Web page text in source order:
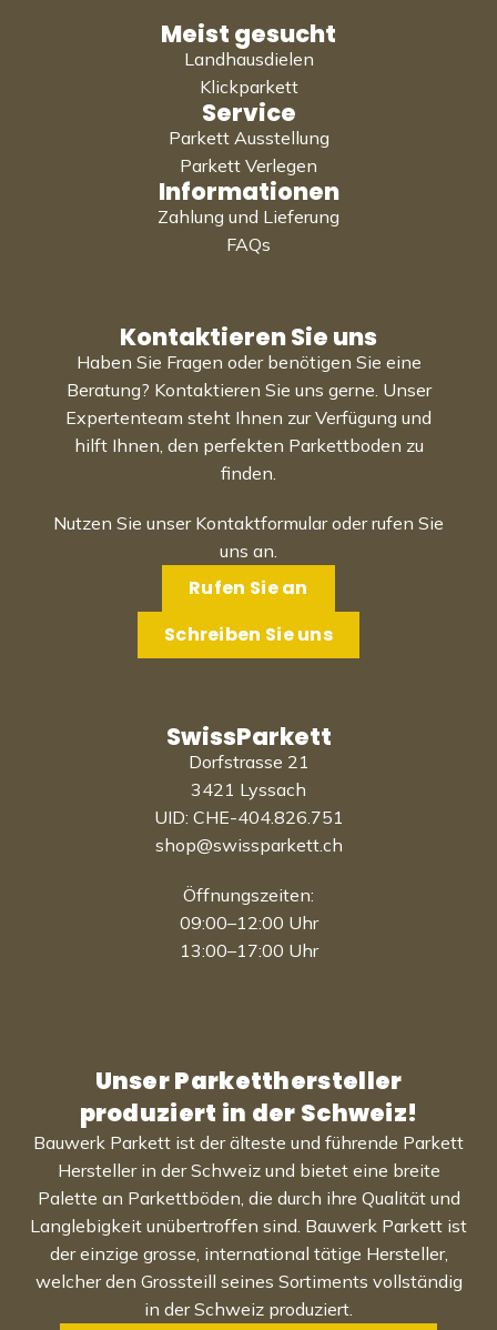
Meist gesucht
Landhausdielen
Klickparkett
Service
Parkett Ausstellung
Parkett Verlegen
Informationen
Zahlung und Lieferung
FAQs
Kontaktieren Sie uns
Haben Sie Fragen oder benötigen Sie eine
Beratung? Kontaktieren Sie uns gerne. Unser
Expertenteam steht Ihnen zur Verfügung und
hilft Ihnen, den perfekten Parkettboden zu
finden.
Nutzen Sie unser Kontaktformular oder rufen Sie
uns an.
Rufen Sie an
Schreiben Sie uns
SwissParkett
Dorfstrasse 21
3421 Lyssach
UID: CHE-404.826.751
shop@swissparkett.ch
Öffnungszeiten:
09:00–12:00 Uhr
13:00–17:00 Uhr
Unser Parketthersteller
produziert in der Schweiz!
Bauwerk Parkett ist der älteste und führende Parkett
Hersteller in der Schweiz und bietet eine breite
Palette an Parkettböden, die durch ihre Qualität und
Langlebigkeit unübertroffen sind. Bauwerk Parkett ist
der einzige grosse, international tätige Hersteller,
welcher den Grossteill seines Sortiments vollständig
in der Schweiz produziert.